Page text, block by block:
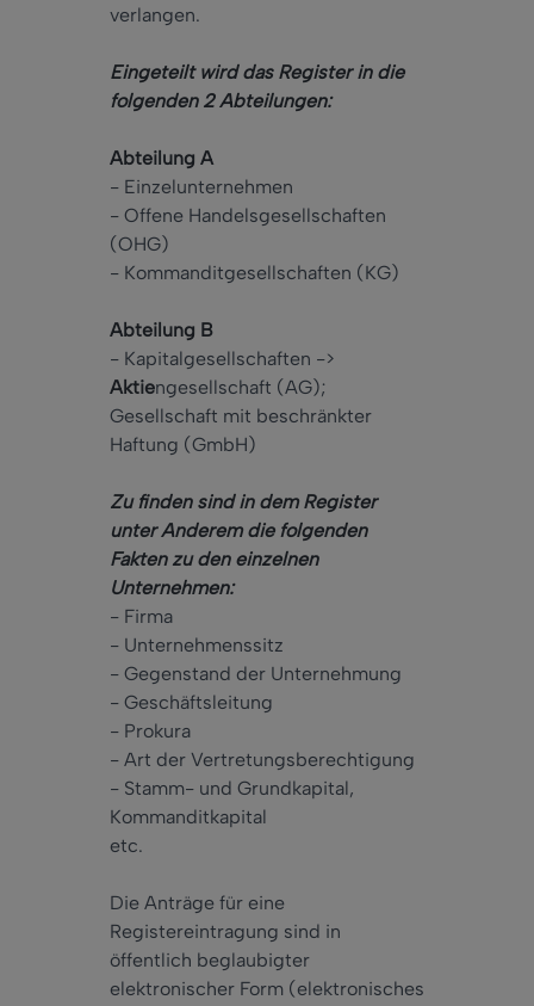
verlangen.
Eingeteilt wird das Register in die
folgenden 2 Abteilungen:
Abteilung A
- Einzelunternehmen
- Offene Handelsgesellschaften
(OHG)
- Kommanditgesellschaften (KG)
Abteilung B
- Kapitalgesellschaften ->
Aktiengesellschaft (AG);
Gesellschaft mit beschränkter
Haftung (GmbH)
Zu finden sind in dem Register
unter Anderem die folgenden
Fakten zu den einzelnen
Unternehmen:
- Firma
- Unternehmenssitz
- Gegenstand der Unternehmung
- Geschäftsleitung
- Prokura
- Art der Vertretungsberechtigung
- Stamm- und Grundkapital,
Kommanditkapital
etc.
Die Anträge für eine
Registereintragung sind in
öffentlich beglaubigter
elektronischer Form (elektronisches